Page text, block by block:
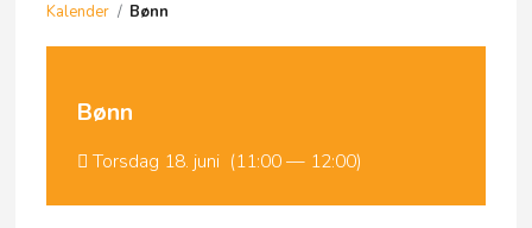
KONFERANSER
MISJONSARBEID
Kalender / Bønn
Bønn
Torsdag 18. juni (11:00 — 12:00)